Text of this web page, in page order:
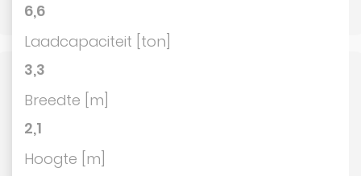
6,6
Laadcapaciteit [ton]
3,3
Breedte [m]
2,1
Hoogte [m]